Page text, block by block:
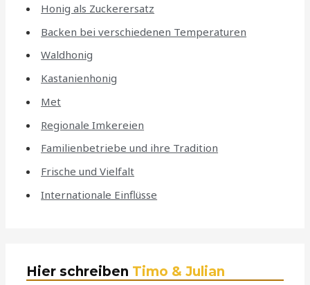
Honig als Zuckerersatz
Backen bei verschiedenen Temperaturen
Waldhonig
Kastanienhonig
Met
Regionale Imkereien
Familienbetriebe und ihre Tradition
Frische und Vielfalt
Internationale Einflüsse
Hier schreiben Timo & Julian